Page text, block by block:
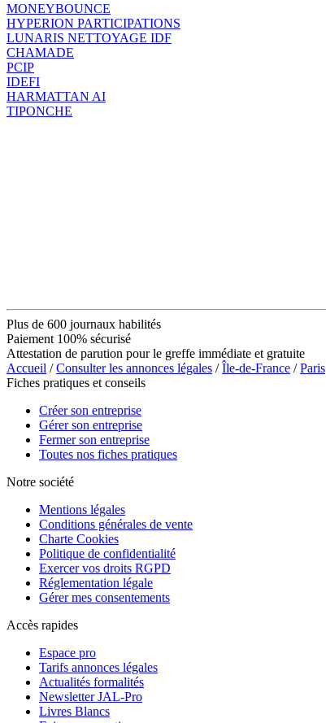
MONEYBOUNCE
HYPERION PARTICIPATIONS
LUNARIS NETTOYAGE IDF
CHAMADE
PCIP
IDEFI
HARMATTAN AI
TIPONCHE
Plus de 600 journaux habilités
Paiement 100% sécurisé
Attestation de parution pour le greffe immédiate et gratuite
Accueil /Consulter les annonces légales /Île-de-France /Paris
Fiches pratiques et conseils
Créer son entreprise
Gérer son entreprise
Fermer son entreprise
Toutes nos fiches pratiques
Notre société
Mentions légales
Conditions générales de vente
Charte Cookies
Politique de confidentialité
Exercer vos droits RGPD
Réglementation légale
Gérer mes consentements
Accès rapides
Espace pro
Tarifs annonces légales
Actualités formalités
Newsletter JAL-Pro
Livres Blancs